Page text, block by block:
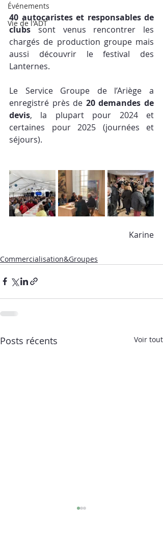
Événements
Vie de l'ADT
40 autocaristes et responsables de
clubs sont venus rencontrer les
chargés de production groupe mais
aussi découvrir le festival des
Lanternes.
Le Service Groupe de l’Ariège a
enregistré près de 20 demandes de
devis, la plupart pour 2024 et
certaines pour 2025 (journées et
séjours).
Karine
Commercialisation&Groupes
Posts récents Voir tout